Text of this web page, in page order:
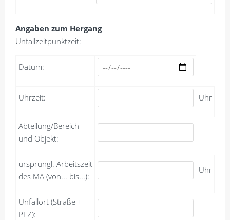
Angaben zum Hergang
Unfallzeitpunktzeit:
Datum:
Uhrzeit: Uhr
Abteilung/Bereich
und Objekt:
ursprüngl. Arbeitszeit
des MA (von... bis...):
Uhr
Unfallort (Straße +
PLZ):